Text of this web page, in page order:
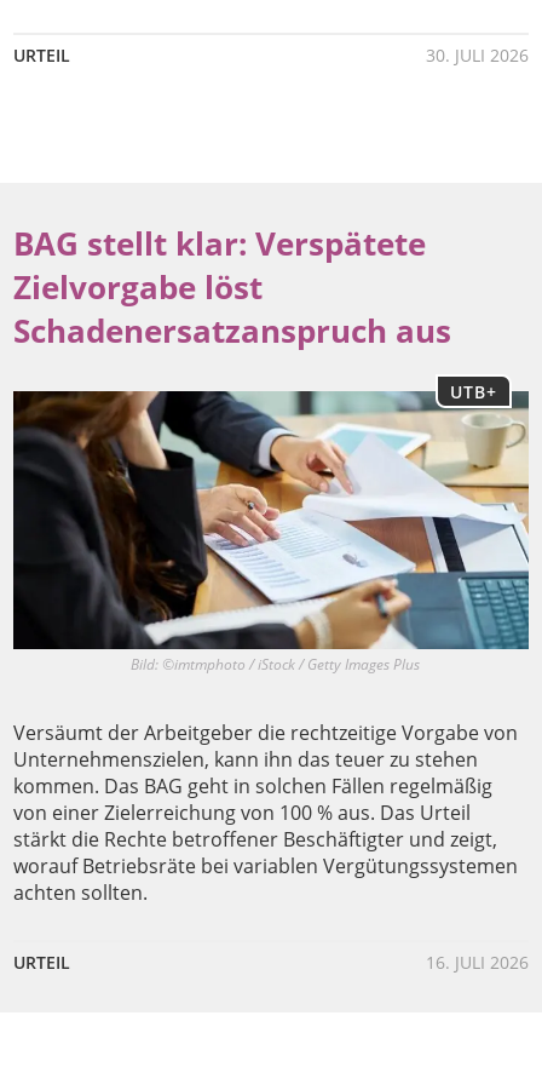
URTEIL 30. JULI 2026
BAG stellt klar: Verspätete
Zielvor­gabe löst
Schadenersatzanspruch aus
UTB+
Bild: ©imtmphoto / iStock / Getty Images Plus
Versäumt der Arbeitgeber die rechtzeitige Vorgabe von
Unternehmenszielen, kann ihn das teuer zu stehen
kommen. Das BAG geht in solchen Fällen regelmäßig
von einer Zielerreichung von 100 % aus. Das Urteil
stärkt die Rechte betroffener Beschäftigter und zeigt,
worauf Betriebsräte bei variablen Vergütungssystemen
achten sollten.
URTEIL 16. JULI 2026